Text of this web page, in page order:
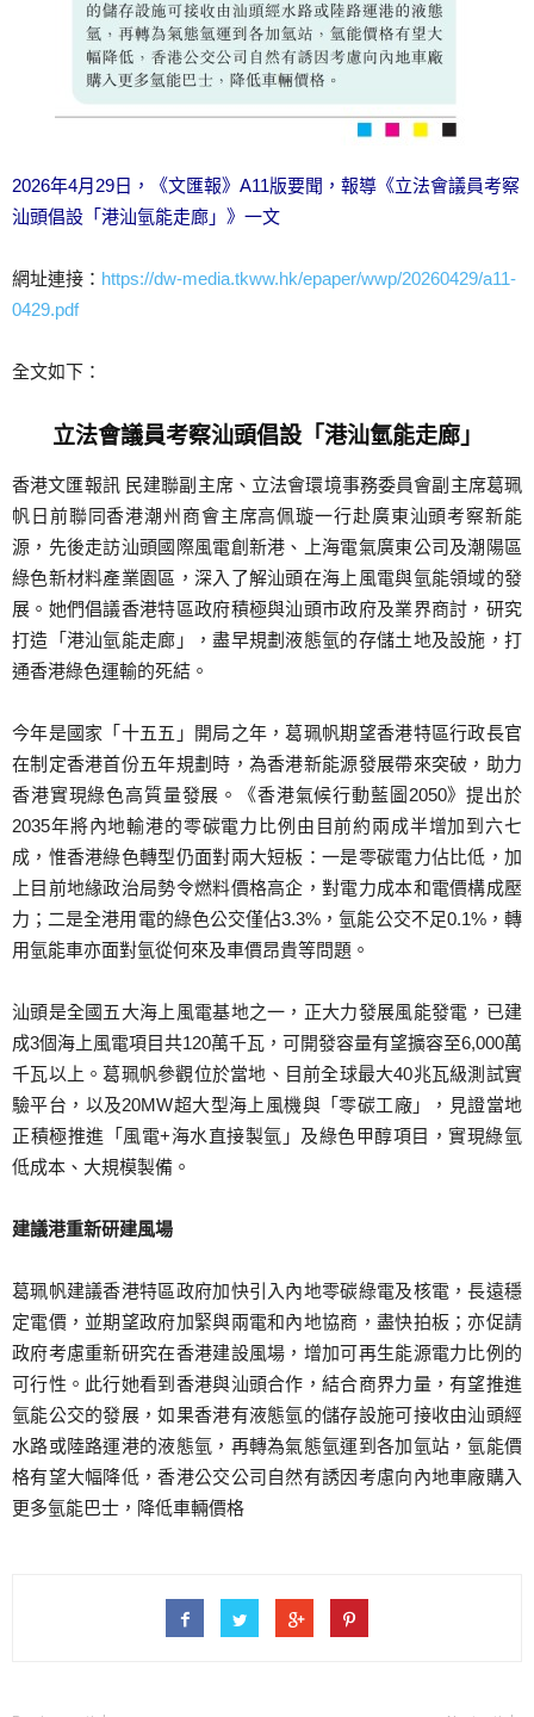
2026年4月29日，《文匯報》A11版要聞，報導《立法會議員考察
汕頭倡設「港汕氫能走廊」》一文
網址連接： https://dw-media.tkww.hk/epaper/wwp/20260429/a11-
0429.pdf
全文如下：
立法會議員考察汕頭倡設「港汕氫能走廊」
香港文匯報訊 民建聯副主席、立法會環境事務委員會副主席葛珮
帆日前聯同香港潮州商會主席高佩璇一行赴廣東汕頭考察新能
源，先後走訪汕頭國際風電創新港、上海電氣廣東公司及潮陽區
綠色新材料產業園區，深入了解汕頭在海上風電與氫能領域的發
展。她們倡議香港特區政府積極與汕頭市政府及業界商討，研究
打造「港汕氫能走廊」，盡早規劃液態氫的存儲土地及設施，打
通香港綠色運輸的死結。
今年是國家「十五五」開局之年，葛珮帆期望香港特區行政長官
在制定香港首份五年規劃時，為香港新能源發展帶來突破，助力
香港實現綠色高質量發展。《香港氣候行動藍圖2050》提出於
2035年將內地輸港的零碳電力比例由目前約兩成半增加到六七
成，惟香港綠色轉型仍面對兩大短板：一是零碳電力佔比低，加
上目前地緣政治局勢令燃料價格高企，對電力成本和電價構成壓
力；二是全港用電的綠色公交僅佔3.3%，氫能公交不足0.1%，轉
用氫能車亦面對氫從何來及車價昂貴等問題。
汕頭是全國五大海上風電基地之一，正大力發展風能發電，已建
成3個海上風電項目共120萬千瓦，可開發容量有望擴容至6,000萬
千瓦以上。葛珮帆參觀位於當地、目前全球最大40兆瓦級測試實
驗平台，以及20MW超大型海上風機與「零碳工廠」，見證當地
正積極推進「風電+海水直接製氫」及綠色甲醇項目，實現綠氫
低成本、大規模製備。
建議港重新研建風場
葛珮帆建議香港特區政府加快引入內地零碳綠電及核電，長遠穩
定電價，並期望政府加緊與兩電和內地協商，盡快拍板；亦促請
政府考慮重新研究在香港建設風場，增加可再生能源電力比例的
可行性。此行她看到香港與汕頭合作，結合商界力量，有望推進
氫能公交的發展，如果香港有液態氫的儲存設施可接收由汕頭經
水路或陸路運港的液態氫，再轉為氣態氫運到各加氫站，氫能價
格有望大幅降低，香港公交公司自然有誘因考慮向內地車廠購入
更多氫能巴士，降低車輛價格